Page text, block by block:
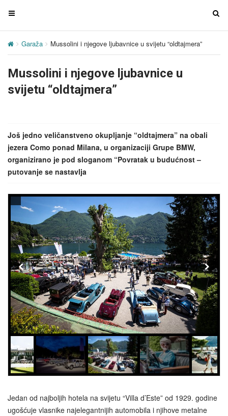
T
g
e
n
g
a
t
i
n
T
n
Garaža Mussolini i njegove ljubavnice u svijetu “oldtajmera”
Mussolini i njegove ljubavnice u
svijetu “oldtajmera”
Još jedno veličanstveno okupljanje “oldtajmera” na obali
jezera Como ponad Milana, u organizaciji Grupe BMW,
organizirano je pod sloganom “Povratak u budućnost –
putovanje se nastavlja
Jedan od najboljih hotela na svijetu “Villa d’Este” od 1929. godine
ugošćuje vlasnike najelegantnijih automobila i njihove metalne